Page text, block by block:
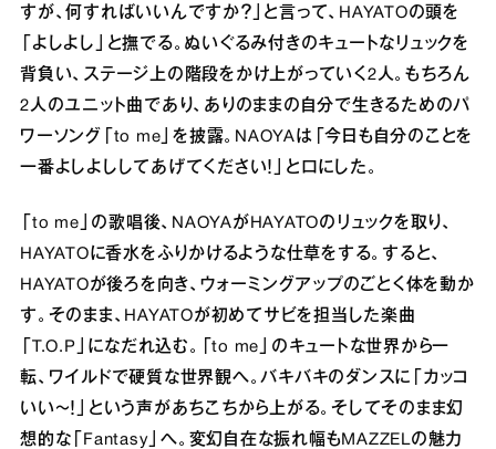
すが、何すればいいんですか？」と言って、HAYATOの頭を
「よしよし」と撫でる。ぬいぐるみ付きのキュートなリュックを
背負い、ステージ上の階段をかけ上がっていく2人。もちろん
2人のユニット曲であり、ありのままの自分で生きるためのパ
ワーソング「to me」を披露。NAOYAは「今日も自分のことを
一番よしよししてあげてください！」と口にした。
「to me」の歌唱後、NAOYAがHAYATOのリュックを取り、
HAYATOに香水をふりかけるような仕草をする。すると、
HAYATOが後ろを向き、ウォーミングアップのごとく体を動か
す。そのまま、HAYATOが初めてサビを担当した楽曲
「T.O.P」になだれ込む。「to me」のキュートな世界から一
転、ワイルドで硬質な世界観へ。バキバキのダンスに「カッコ
いい〜！」という声があちこちから上がる。そしてそのまま幻
想的な「Fantasy」へ。変幻自在な振れ幅もMAZZELの魅力